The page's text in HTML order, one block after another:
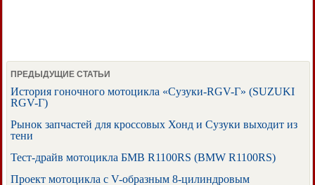
ПРЕДЫДУЩИЕ СТАТЬИ
История гоночного мотоцикла «Сузуки-RGV-Г» (SUZUKI
RGV-Г)
Рынок запчастей для кроссовых Хонд и Сузуки выходит из
тени
Тест-драйв мотоцикла БМВ R1100RS (BMW R1100RS)
Проект мотоцикла с V-образным 8-цилиндровым